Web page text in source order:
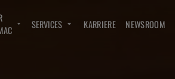
SERVICES KARRIERE NEWSROOM